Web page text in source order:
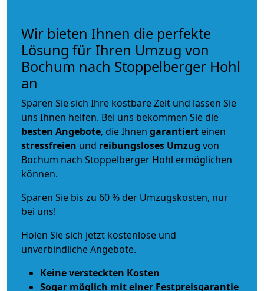
Wir bieten Ihnen die perfekte
Lösung für Ihren Umzug von
Bochum nach Stoppelberger Hohl
an
Sparen Sie sich Ihre kostbare Zeit und lassen Sie
uns Ihnen helfen. Bei uns bekommen Sie die
besten Angebote, die Ihnen garantiert einen
stressfreien und reibungsloses Umzug von
Bochum nach Stoppelberger Hohl ermöglichen
können.
Sparen Sie bis zu 60 % der Umzugskosten, nur
bei uns!
Holen Sie sich jetzt kostenlose und
unverbindliche Angebote.
Keine versteckten Kosten
Sogar möglich mit einer Festpreisgarantie